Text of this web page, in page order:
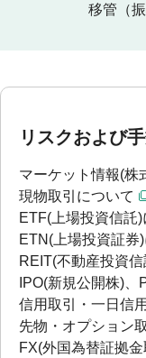
移管（
リスクおよび
マーケット情報(株
現物取引について
ETF(上場投資信託)
ETN(上場投資証券
REIT(不動産投資
IPO(新規公開株)
信用取引・一日信
先物・オプション
FX(外国為替証拠